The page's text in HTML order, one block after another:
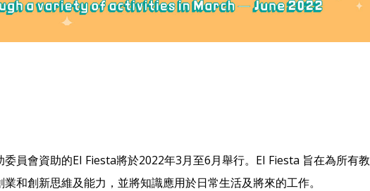
員會資助的EI Fiesta將於2022年3月至6月舉行。EI Fiesta 旨在為所有教
和創新思維及能力，並將知識應用於日常生活及將來的工作。